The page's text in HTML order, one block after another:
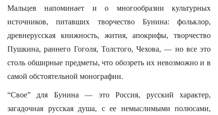
Мальцев напоминает и о многообразии культурных
источников, питавших творчество Бунина: фольклор,
древнерусская книжность, жития, апокрифы, творчество
Пушкина, раннего Гоголя, Толстого, Чехова, — но все это
столь обширные предметы, что обозреть их невозможно и в
самой обстоятельной монографии.
“Свое” для Бунина — это Россия, русский характер,
загадочная русская душа, с ее немыслимыми полюсами,